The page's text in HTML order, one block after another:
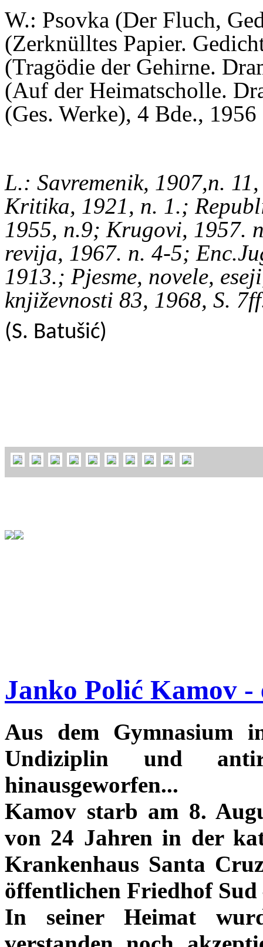
W.: Psovka (Der Fluch,
(Zerknülltes Papier.
(Tragödie der Gehirne.
(Auf der Heimatscholle.
(Ges. Werke), 4 Bde.,
L.: Savremenik, 1907,n.
Kritika, 1921, n. 1.;
1955, n.9; Krugovi, 1957.
revija, 1967. n. 4-5;
1913.; Pjesme, novele,
književnosti 83, 1968, S.
(S. Batušić)
Janko Polić Kamov -
Aus dem Gymnasium
Undiziplin und
hinausgeworfen...
Kamov starb am 8.
von 24 Jahren in der
Krankenhaus Santa
öffentlichen Friedhof Sud
In seiner Heimat